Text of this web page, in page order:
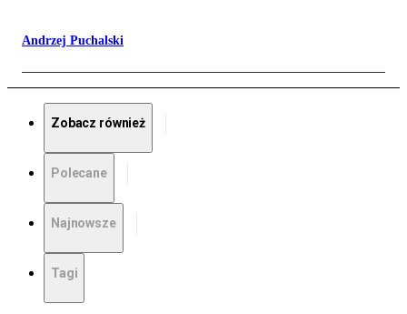
Andrzej Puchalski
Zobacz również
Polecane
Najnowsze
Tagi